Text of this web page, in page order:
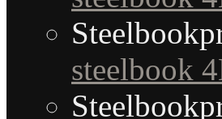
steelbook